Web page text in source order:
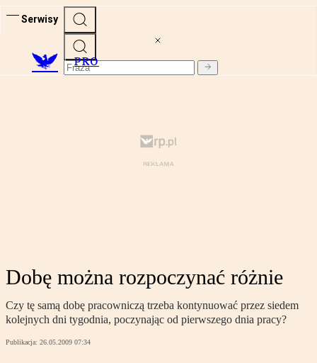
Serwisy
PRO
Dobę można rozpoczynać różnie
Czy tę samą dobę pracowniczą trzeba kontynuować przez siedem
kolejnych dni tygodnia, poczynając od pierwszego dnia pracy?
Publikacja: 26.05.2009 07:34